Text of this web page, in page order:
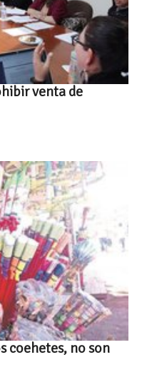
venta de
coehetes, no son